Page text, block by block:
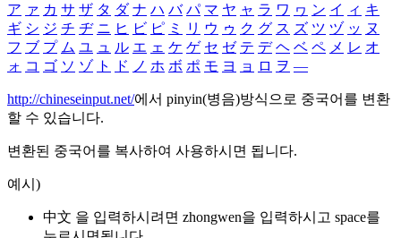
ア ァ カ サ ザ タ ダ ナ ハ バ パ マ ヤ ャ ラ ワ ヮ ン イ ィ キ
ギ シ ジ チ ヂ ニ ヒ ビ ピ ミ リ ウ ゥ ク グ ス ズ ツ ヅ ッ ヌ
フ ブ プ ム ユ ュ ル エ ェ ケ ゲ セ ゼ テ デ ヘ ベ ペ メ レ オ
ォ コ ゴ ソ ゾ ト ド ノ ホ ボ ポ モ ヨ ョ ロ ヲ ―
http://chineseinput.net/에서 pinyin(병음)방식으로 중국어를 변환
할 수 있습니다.
변환된 중국어를 복사하여 사용하시면 됩니다.
예시)
中文 을 입력하시려면 zhongwen을 입력하시고 space를